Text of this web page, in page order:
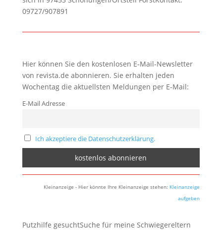
09727/907891
Hier können Sie den kostenlosen E-Mail-Newsletter
von revista.de abonnieren. Sie erhalten jeden
Wochentag die aktuellsten Meldungen per E-Mail:
E-Mail Adresse
Ich akzeptiere die Datenschutzerklärung.
Kleinanzeige - Hier könnte Ihre Kleinanzeige stehen: Kleinanzeige
aufgeben
Putzhilfe gesuchtSuche für meine Schwiegereltern